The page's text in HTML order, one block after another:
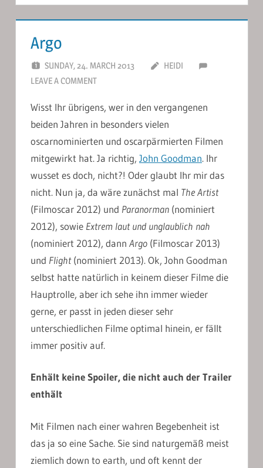
Argo
SUNDAY, 24. MARCH 2013
HEIDI
LEAVE A COMMENT
Wisst Ihr übrigens, wer in den vergangenen
beiden Jahren in besonders vielen
oscarnominierten und oscarpärmierten Filmen
mitgewirkt hat. Ja richtig, John Goodman. Ihr
wusset es doch, nicht?! Oder glaubt Ihr mir das
nicht. Nun ja, da wäre zunächst mal The Artist
(Filmoscar 2012) und Paranorman (nominiert
2012), sowie Extrem laut und unglaublich nah
(nominiert 2012), dann Argo (Filmoscar 2013)
und Flight(nominiert 2013). Ok, John Goodman
selbst hatte natürlich in keinem dieser Filme die
Hauptrolle, aber ich sehe ihn immer wieder
gerne, er passt in jeden dieser sehr
unterschiedlichen Filme optimal hinein, er fällt
immer positiv auf.
Enhält keine Spoiler, die nicht auch der Trailer
enthält
Mit Filmen nach einer wahren Begebenheit ist
das ja so eine Sache. Sie sind naturgemäß meist
ziemlich down to earth, und oft kennt der